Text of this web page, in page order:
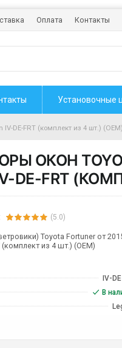
Оплата Контакты
Установочные
IV-DE-FRT (комплект из 4 шт.) (OEM)
ОКОН
DE-FRT
(5.0)
Toyota Fortuner от
(комплект из 4 шт.) (OEM)
IV-
В